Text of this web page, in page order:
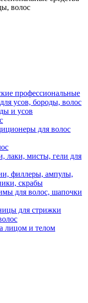
волос
профессиональные
усов, бороды, волос
и усов
для волос
лаки, мисты, гели для
филлеры, ампулы,
скрабы
для волос, шапочки
для стрижки
лицом и телом